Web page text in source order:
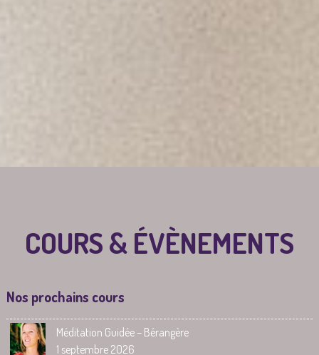
COURS & ÉVÈNEMENTS
Nos prochains cours
Méditation Guidée – Bérangère
1 septembre 2026